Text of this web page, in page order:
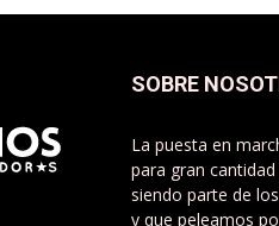
SOBRE
La puesta en
para gran
siendo parte de
y que peleamos